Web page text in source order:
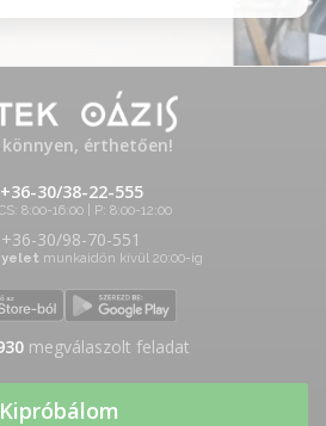
érthetően!
+36-30/38-22-555
8:00-16:00 | P: 8:00-12:00
+36-30/98-70-551
munkaidőn kívül 20:00-ig
megválaszolt feladat
Kipróbálom